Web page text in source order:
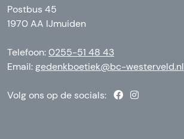
Postbus 45
1970 AA IJmuiden
Telefoon:0255-51 48 43
Email:gedenkboetiek@bc-westerveld.nl
Volg ons op de socials: